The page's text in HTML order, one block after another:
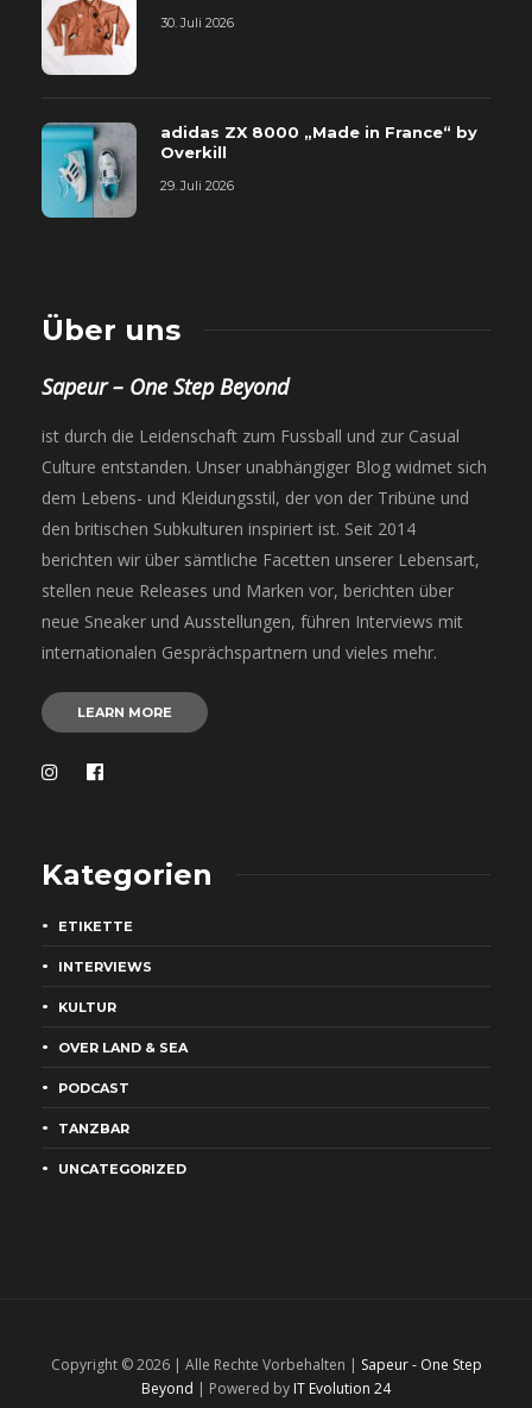
30. Juli 2026
adidas ZX 8000 „Made in France“ by
Overkill
29. Juli 2026
Über uns
Sapeur – One Step Beyond
ist durch die Leidenschaft zum Fussball und zur Casual
Culture entstanden. Unser unabhängiger Blog widmet sich
dem Lebens- und Kleidungsstil, der von der Tribüne und
den britischen Subkulturen inspiriert ist. Seit 2014
berichten wir über sämtliche Facetten unserer Lebensart,
stellen neue Releases und Marken vor, berichten über
neue Sneaker und Ausstellungen, führen Interviews mit
internationalen Gesprächspartnern und vieles mehr.
LEARN MORE
Kategorien
ETIKETTE
INTERVIEWS
KULTUR
OVER LAND & SEA
PODCAST
TANZBAR
UNCATEGORIZED
Copyright © 2026 | Alle Rechte Vorbehalten | Sapeur - One Step
Beyond | Powered by IT Evolution 24